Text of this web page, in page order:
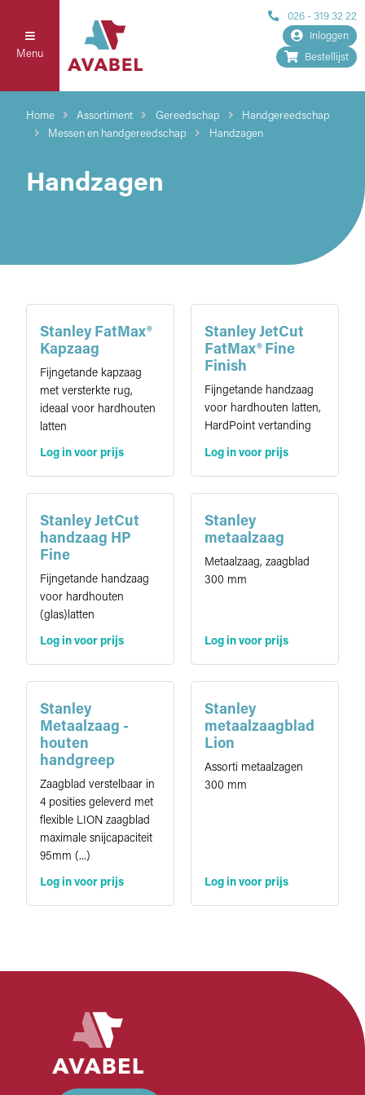
Menu
026 - 319 32 22
Inloggen
Bestellijst
Home Assortiment Gereedschap
Handgereedschap
Messen en handgereedschap
Handzagen
Handzagen
Stanley FatMax®
Kapzaag
Fijngetande kapzaag
met versterkte rug,
ideaal voor hardhouten
latten
Log in voor prijs
Stanley JetCut
FatMax® Fine
Finish
Fijngetande handzaag
voor hardhouten latten,
HardPoint vertanding
Log in voor prijs
Stanley JetCut
handzaag HP
Fine
Fijngetande handzaag
voor hardhouten
(glas)latten
Log in voor prijs
Stanley
metaalzaag
Metaalzaag, zaagblad
300 mm
Log in voor prijs
Stanley
Metaalzaag -
houten
handgreep
Zaagblad verstelbaar in
4 posities geleverd met
flexible LION zaagblad
maximale snijcapaciteit
95mm (...)
Log in voor prijs
Stanley
metaalzaagblad
Lion
Assorti metaalzagen
300 mm
Log in voor prijs